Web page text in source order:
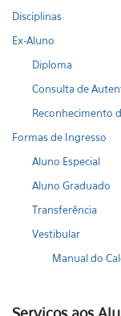
Disciplinas
Ex-Aluno
Diploma
Consulta de
Reconhecimento
Formas de Ingresso
Aluno Especial
Aluno Graduado
Transferência
Vestibular
Manual do